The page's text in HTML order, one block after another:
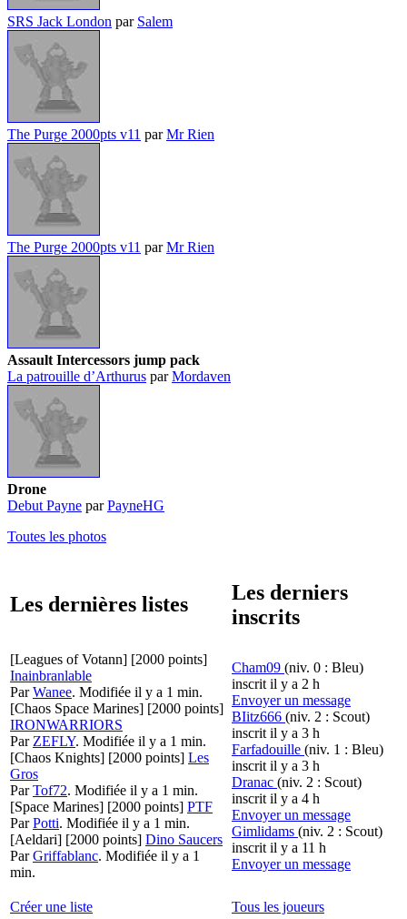
SRS Jack London par Salem
The Purge 2000pts v11 parMr Rien
The Purge 2000pts v11 parMr Rien
Assault Intercessors jump pack
La patrouille d’Arthurus parMordaven
Drone
Debut Payne parPayneHG
Toutes les photos
Les dernières listes
Les derniers
inscrits
[Leagues of Votann] [2000 points]
Inainbranlable
ParWanee. Modifiée il y a 1 min.
[Chaos Space Marines] [2000 points]
IRONWARRIORS
Par ZEFLY. Modifiée il y a 1 min.
[Chaos Knights] [2000 points] Les
Gros
ParTof72. Modifiée il y a 1 min.
[Space Marines] [2000 points] PTF
ParPotti. Modifiée il y a 1 min.
[Aeldari] [2000 points] Dino Saucers
ParGriffablanc. Modifiée il y a 1
min.
Cham09 (niv. 0 : Bleu)
inscrit il y a 2 h
Envoyer un message
BIitz666 (niv. 2 : Scout)
inscrit il y a 3 h
Farfadouille (niv. 1 : Bleu)
inscrit il y a 3 h
Dranac (niv. 2 : Scout)
inscrit il y a 4 h
Envoyer un message
Gimlidams (niv. 2 : Scout)
inscrit il y a 11 h
Envoyer un message
Créer une liste Tous les joueurs